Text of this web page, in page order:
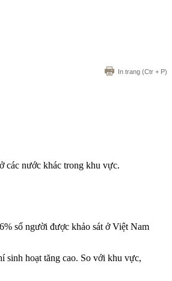
In trang (Ctr + P)
các nước khác trong khu vực.
số người được khảo sát ở Việt Nam
sinh hoạt tăng cao. So với khu vực,